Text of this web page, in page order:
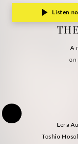
Listen
A
on
Lera
Toshio